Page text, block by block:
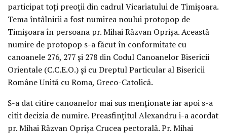
participat toți preoții din cadrul Vicariatului de Timișoara.
Tema întâlnirii a fost numirea noului protopop de
Timișoara în persoana pr. Mihai Răzvan Oprișa. Această
numire de protopop s-a făcut în conformitate cu
canoanele 276, 277 și 278 din Codul Canoanelor Bisericii
Orientale (C.C.E.O.) și cu Dreptul Particular al Bisericii
Române Unită cu Roma, Greco-Catolică.
S-a dat citire canoanelor mai sus menționate iar apoi s-a
citit decizia de numire. Preasfințitul Alexandru i-a acordat
pr. Mihai Răzvan Oprișa Crucea pectorală. Pr. Mihai